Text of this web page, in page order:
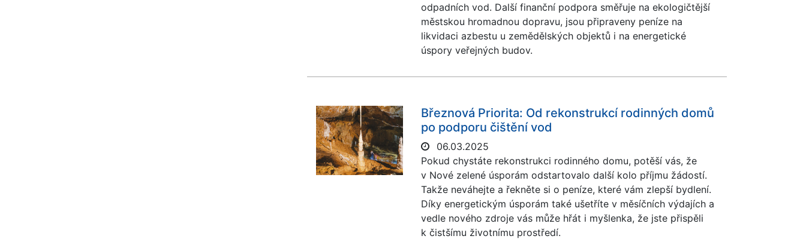
odpadních vod. Další finanční podpora směřuje na ekologičtější
městskou hromadnou dopravu​, jsou připraveny peníze na
likvidaci azbestu u zemědělských objektů i na energetické
úspory veřejných budov.
Březnová Priorita: Od rekonstrukcí rodinných domů
po podporu čištění vod
06.03.2025
Pokud chystáte rekonstrukci rodinného domu, potěší vás, že
v Nové zelené úsporám odstartovalo další kolo příjmu žádostí.
Takže neváhejte a řekněte si o peníze, které vám zlepší bydlení.
Díky energetickým úsporám také ušetříte v měsíčních výdajích a
vedle nového zdroje vás může hřát i myšlenka, že jste přispěli
k čistšímu životnímu prostředí.